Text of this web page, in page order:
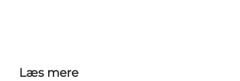
Læs mere